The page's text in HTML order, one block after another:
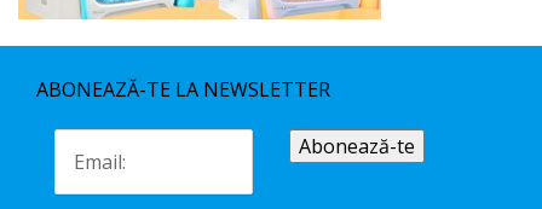
ABONEAZĂ-TE LA NEWSLETTER